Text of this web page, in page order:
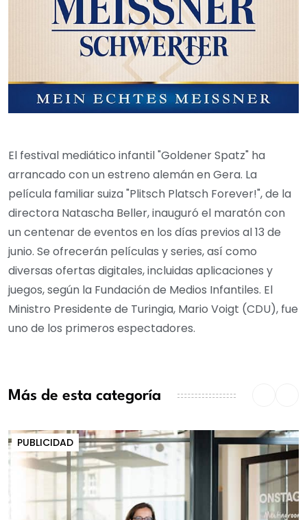
El festival mediático infantil "Goldener Spatz" ha
arrancado con un estreno alemán en Gera. La
película familiar suiza "Plitsch Platsch Forever!", de la
directora Natascha Beller, inauguró el maratón con
un centenar de eventos en los días previos al 13 de
junio. Se ofrecerán películas y series, así como
diversas ofertas digitales, incluidas aplicaciones y
juegos, según la Fundación de Medios Infantiles. El
Ministro Presidente de Turingia, Mario Voigt (CDU), fue
uno de los primeros espectadores.
Más de esta categoría
PUBLICIDAD